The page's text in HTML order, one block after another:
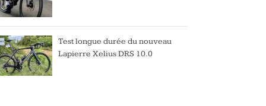
Test longue durée du nouveau
Lapierre Xelius DRS 10.0